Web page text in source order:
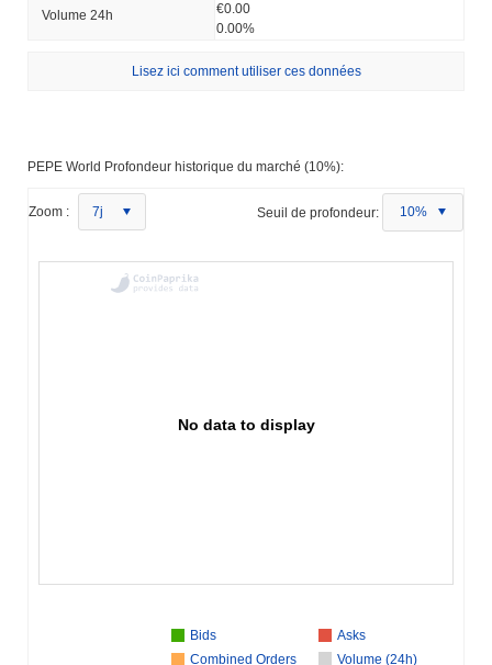
Volume 24h
€0.00
0.00%
Lisez ici comment utiliser ces données
PEPE World Profondeur historique du marché (10%):
Zoom : 7j Seuil de profondeur: 10%
No data to display
Bids
Asks
Combined Orders
Volume (24h)